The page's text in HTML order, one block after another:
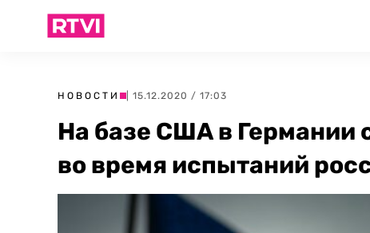
НОВОСТИ | 15.12.2020 / 17:03
На базе США в Германии
во время испытаний